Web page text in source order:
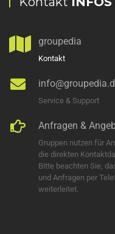
groupedia
Kontakt
Service & Support
Anfragen &
Gruppen nutzen für
die direkten
Bitte beachten Sie,
und Anfragen per
weiterleitet.